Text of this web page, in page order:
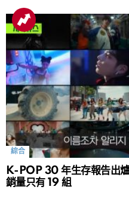
綜合
K-POP 30 年生存報告出
銷量只有 19 組